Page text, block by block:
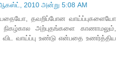
2010 அன்று 5:08 AM
தவறிப்போன வாய்ப்புகளையோ
நிகழ்கால அற்புதங்களை காணாமலும்,
விட வாய்ப்பு உண்டு என்பதை உணர்த்திய